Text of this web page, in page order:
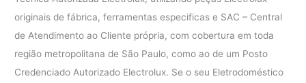
originais de fábrica, ferramentas especificas e SAC – Central
de Atendimento ao Cliente própria, com cobertura em toda
região metropolitana de São Paulo, como ao de um Posto
Credenciado Autorizado Electrolux. Se o seu Eletrodoméstico